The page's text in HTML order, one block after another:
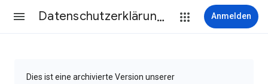
Datenschutzerklärung & Nutzungsbedingungen Anmelden
Dies ist eine archivierte Version unserer